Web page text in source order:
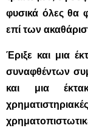
φυσικά όλες θα
επί των
Έριξε και μια
συναφθέντων
και μια